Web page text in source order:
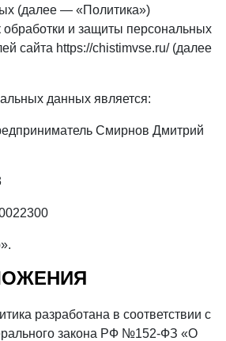
(далее — «Политика»)
обработки и защиты персональных
сайта https://chistimvse.ru/ (далее
данных является:
Смирнов Дмитрий
разработана в соответствии с
закона РФ №152-ФЗ «О